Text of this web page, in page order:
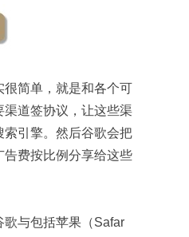
简单，就是和各个可
道签协议，让这些渠
引擎。然后谷歌会把
费按比例分享给这些
与包括苹果（Safar